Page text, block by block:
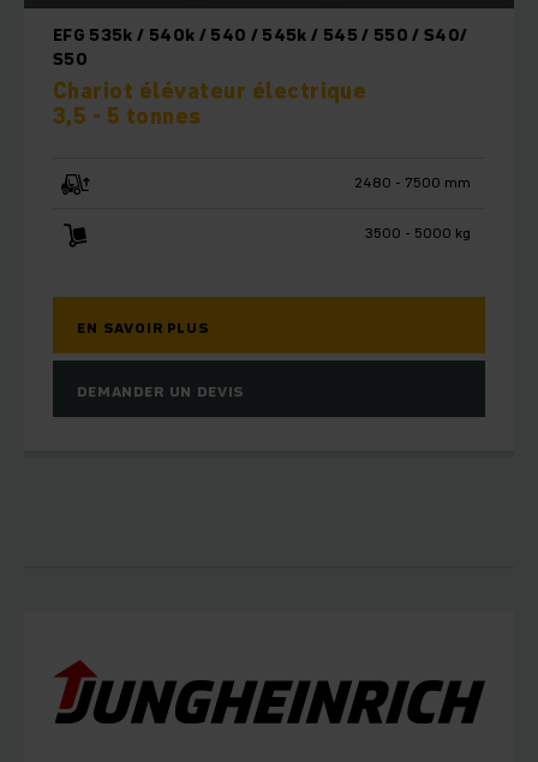
EFG 535k / 540k / 540 / 545k / 545 / 550 / S40/
S50
Chariot élévateur électrique
3,5 - 5 tonnes
2480 - 7500 mm
3500 - 5000 kg
EN SAVOIR PLUS
DEMANDER UN DEVIS